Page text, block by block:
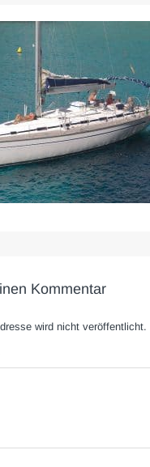
Kommentar
wird nicht veröffentlicht.